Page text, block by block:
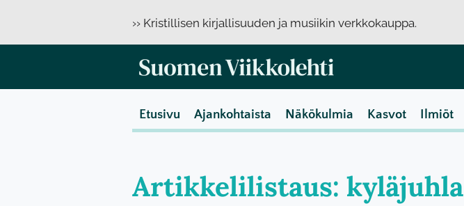
›› Kristillisen kirjallisuuden ja musiikin verkkokauppa.
Etusivu Ajankohtaista Näkökulmia Kasvot Ilmiöt
Artikkelilistaus: kyläjuhla